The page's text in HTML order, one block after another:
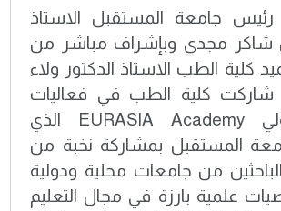
رئيس جامعة المستقبل الاستاذ
شاكر مجدي وبإشراف مباشر من
كلية الطب الاستاذ الدكتور ولاء
شاركت كلية الطب في فعاليات
الملتقى الدولي EURASIA Academy الذي
المستقبل بمشاركة نخبة من
من جامعات محلية ودولية
علمية بارزة في مجال التعليم